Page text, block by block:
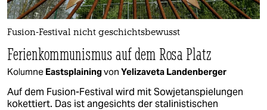
Fusion-Festival nicht geschichtsbewusst
Ferienkommunismus auf dem Rosa Platz
Kolumne Eastsplainingvon Yelizaveta Landenberger
Auf dem Fusion-Festival wird mit Sowjetanspielungen
kokettiert. Das ist angesichts der stalinistischen